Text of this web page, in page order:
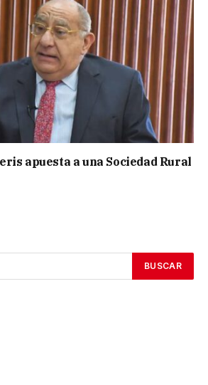
apuesta a una Sociedad Rural